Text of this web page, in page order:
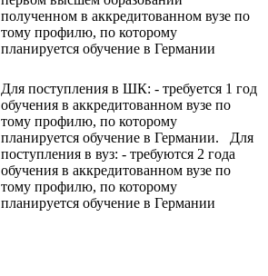
полученном в аккредитованном вузе по
тому профилю, по которому
планируется обучение в Германии
Для поступления в ШК: - требуется 1 год
обучения в аккредитованном вузе по
тому профилю, по которому
планируется обучение в Германии. Для
поступления в вуз: - требуются 2 года
обучения в аккредитованном вузе по
тому профилю, по которому
планируется обучение в Германии